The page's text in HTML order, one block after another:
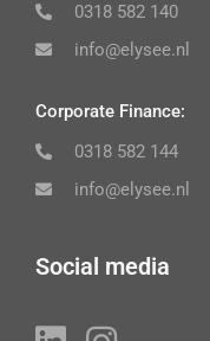
0318 582 140
info@elysee.nl
Corporate Finance:
0318 582 144
info@elysee.nl
Social media